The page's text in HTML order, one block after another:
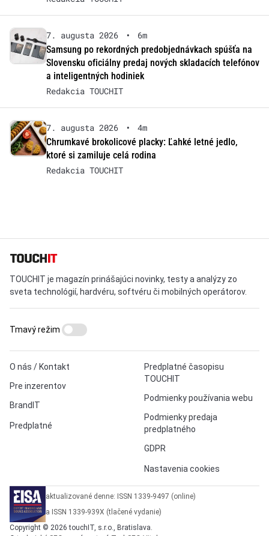
7. augusta 2026 •
6m
Samsung po rekordných predobjednávkach spúšťa na
Slovensku oficiálny predaj nových skladacích telefónov
a inteligentných hodiniek
Redakcia TOUCHIT
7. augusta 2026 •
4m
Chrumkavé brokolicové placky: Ľahké letné jedlo,
ktoré si zamiluje celá rodina
Redakcia TOUCHIT
TOUCHIT je magazín prinášajúci novinky, testy a analýzy zo
sveta technológií, hardvéru, softvéru či mobilných operátorov.
O nás / Kontakt
Pre inzerentov
BrandIT
Predplatné
Predplatné časopisu
TOUCHIT
Podmienky používania webu
Podmienky predaja
predplatného
GDPR
Nastavenia cookies
Tmavý režim
aktualizované denne: ISSN 1339-9497 (online)
a ISSN 1339-939X (tlačené vydanie)
Copyright © 2026 touchIT, s.r.o., Bratislava.